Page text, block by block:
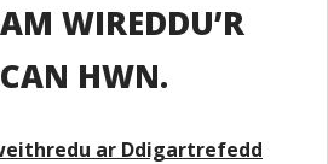
WIREDDU’R
HWN.
ar Ddigartrefedd